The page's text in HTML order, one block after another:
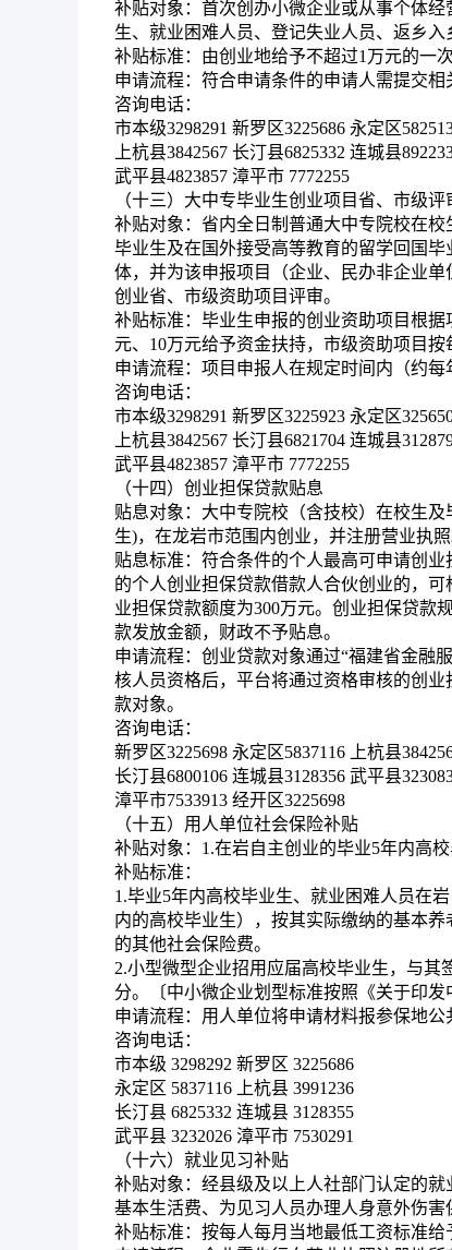
补贴对象： 首次创办小微企业或从事个体
生、就业困难人员、登记失业人员、返乡入
补贴标准： 由创业地给予不超过1万元的一
申请流程： 符合申请条件的申请人需提交相
咨询电话：
市本级3298291 新罗区3225686 永定区
上杭县3842567 长汀县6825332 连城县
武平县4823857 漳平市 7772255
（十三）大中专毕业生创业项目省、市级评
补贴对象： 省内全日制普通大中专院校在
毕业生及在国外接受高等教育的留学回国
体，并为该申报项目（企业、民办非企业
创业省、市级资助项目评审。
补贴标准： 毕业生申报的创业资助项目根
元、10万元给予资金扶持，市级资助项目
申请流程： 项目申报人在规定时间内（约每
咨询电话：
市本级3298291 新罗区3225923 永定区
上杭县3842567 长汀县6821704 连城县
武平县4823857 漳平市 7772255
（十四）创业担保贷款贴息
贴息对象： 大中专院校（含技校）在校生
生)，在龙岩市范围内创业，并注册营业执照
贴息标准： 符合条件的个人最高可申请创
的个人创业担保贷款借款人合伙创业的，
业担保贷款额度为300万元。创业担保贷款
款发放金额，财政不予贴息。
申请流程： 创业贷款对象通过“福建省金融
核人员资格后，平台将通过资格审核的创
款对象。
咨询电话：
新罗区3225698 永定区5837116 上杭县
长汀县6800106 连城县3128356 武平县
漳平市7533913 经开区3225698
（十五）用人单位社会保险补贴
补贴对象： 1.在岩自主创业的毕业5年内高
补贴标准：
1.毕业5年内高校毕业生、就业困难人员在
内的高校毕业生），按其实际缴纳的基本
的其他社会保险费。
2.小型微型企业招用应届高校毕业生，与
分。〔中小微企业划型标准按照《关于印发
申请流程： 用人单位将申请材料报参保地
咨询电话：
市本级 3298292 新罗区 3225686
永定区 5837116 上杭县 3991236
长汀县 6825332 连城县 3128355
武平县 3232026 漳平市 7530291
（十六）就业见习补贴
补贴对象： 经县级及以上人社部门认定的就
基本生活费、为见习人员办理人身意外伤
补贴标准： 按每人每月当地最低工资标准给